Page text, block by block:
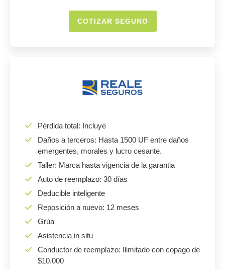
COTIZAR SEGURO
Pérdida total: Incluye
Daños a terceros: Hasta 1500 UF entre daños
emergentes, morales y lucro cesante.
Taller: Marca hasta vigencia de la garantia
Auto de reemplazo: 30 días
Deducible inteligente
Reposición a nuevo: 12 meses
Grúa
Asistencia in situ
Conductor de reemplazo: Ilimitado con copago de
$10.000